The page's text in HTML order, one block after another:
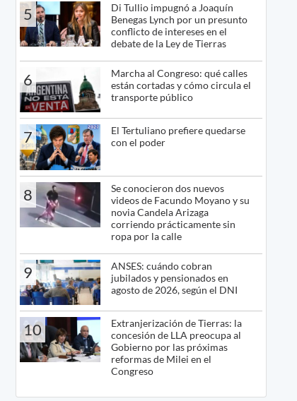
5
Di Tullio impugnó a Joaquín
Benegas Lynch por un presunto
conflicto de intereses en el
debate de la Ley de Tierras
6
Marcha al Congreso: qué calles
están cortadas y cómo circula el
transporte público
7
El Tertuliano prefiere quedarse
con el poder
8
Se conocieron dos nuevos
videos de Facundo Moyano y su
novia Candela Arizaga
corriendo prácticamente sin
ropa por la calle
9
ANSES: cuándo cobran
jubilados y pensionados en
agosto de 2026, según el DNI
10
Extranjerización de Tierras: la
concesión de LLA preocupa al
Gobierno por las próximas
reformas de Milei en el
Congreso